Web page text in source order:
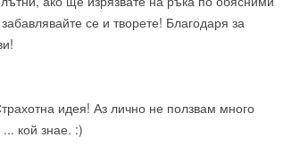
се и творете! Благодаря за
идея! Аз лично не ползвам много
кой знае. :)